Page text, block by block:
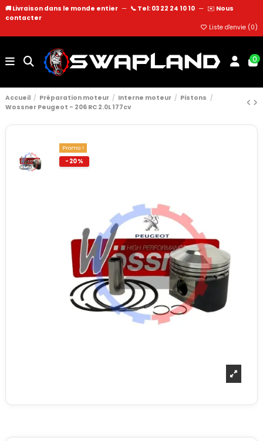
🚚 Livraison dans le monde entier — 📞 Tel: 03 22 24 10 10 — ✉️ Nous
contacter
Liste d'envie (0)
0
Accueil Préparation moteur Interne moteur
Pistons
Wossner Peugeot - 206 RC 2.0L 177cv
Promo !
-20%